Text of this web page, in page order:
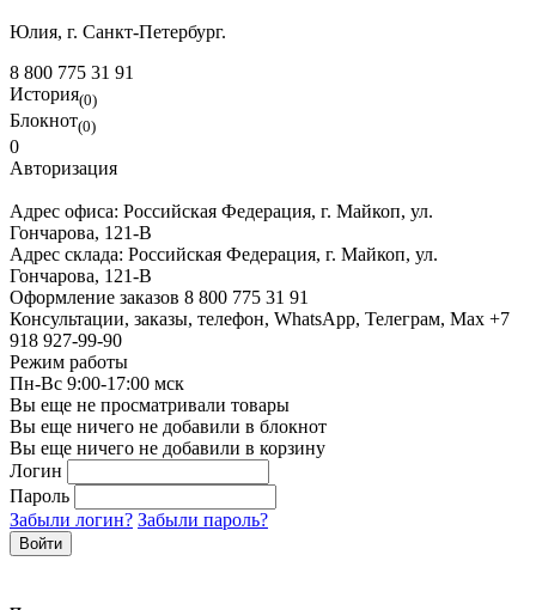
Юлия, г. Санкт-Петербург.
8 800 775 31 91
История(0)
Блокнот(0)
0
Авторизация
Адрес офиса: Российская Федерация, г. Майкоп, ул.
Гончарова, 121-В
Адрес склада: Российская Федерация, г. Майкоп, ул.
Гончарова, 121-В
Оформление заказов 8 800 775 31 91
Консультации, заказы, телефон, WhatsApp, Телеграм, Мах +7
918 927-99-90
Режим работы
Пн-Вс 9:00-17:00 мск
Вы еще не просматривали товары
Вы еще ничего не добавили в блокнот
Вы еще ничего не добавили в корзину
Логин
Пароль
Забыли логин? Забыли пароль?